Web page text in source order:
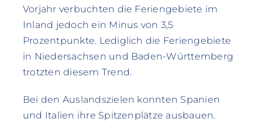
Vorjahr verbuchten die Feriengebiete im
Inland jedoch ein Minus von 3,5
Prozentpunkte. Lediglich die Feriengebiete
in Niedersachsen und Baden-Württemberg
trotzten diesem Trend.
Bei den Auslandszielen konnten Spanien
und Italien ihre Spitzenplätze ausbauen.